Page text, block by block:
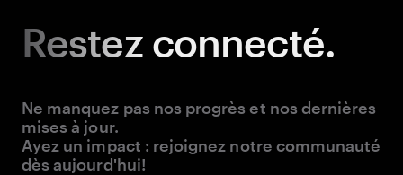
Restezconnecté.
Ne manquez pas nos progrès et nos dernières
mises à jour.
Ayez un impact : rejoignez notre communauté
dès aujourd'hui!